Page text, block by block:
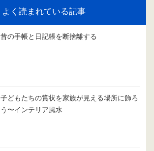
よく読まれている記事
昔の手帳と日記帳を断捨離する
子どもたちの賞状を家族が見える場所に飾ろ
う〜インテリア風水